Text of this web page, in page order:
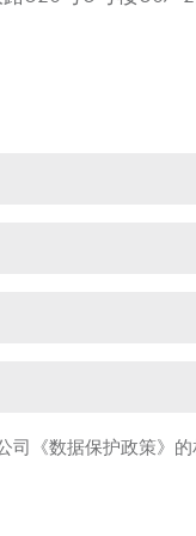
司《数据保护政策》